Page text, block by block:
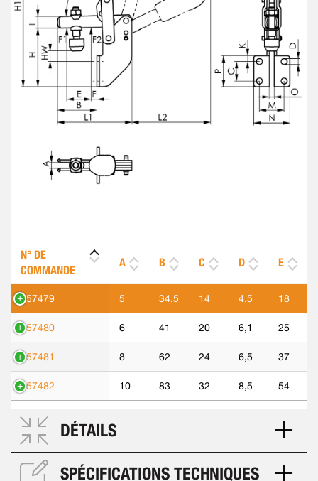
N° DE
COMMANDE
A B C D E
557479 5 34,5 14 4,5 18
557480 6 41 20 6,1 25
557481 8 62 24 6,5 37
557482 10 83 32 8,5 54
DÉTAILS
SPÉCIFICATIONS TECHNIQUES